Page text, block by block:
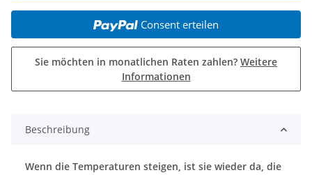
Consent erteilen
Sie möchten in monatlichen Raten zahlen? Weitere
Informationen
Beschreibung
Wenn die Temperaturen steigen, ist sie wieder da, die